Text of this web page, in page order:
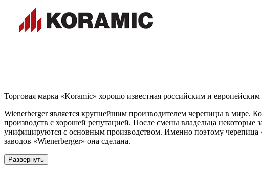
Торговая марка «Koramic» хорошо известная российским и
Wienerberger является крупнейшим производителем черепицы в мире.
производств с хорошей репутацией. После смены владельца
унифицируются с основным производством. Именно поэтому черепица
заводов «Wienerberger» она сделана.
Развернуть